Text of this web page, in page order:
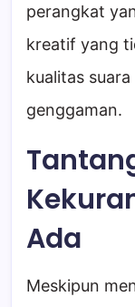
perangkat
kreatif yang
kualitas
genggaman.
Ada
Meskipun